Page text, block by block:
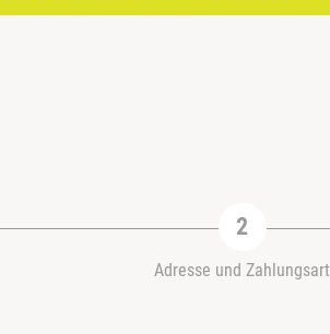
Adresse und Zahlungsart